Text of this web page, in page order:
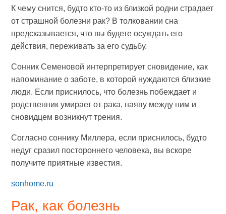
К чему снится, будто кто-то из близкой родни страдает
от страшной болезни рак? В толковании сна
предсказывается, что вы будете осуждать его
действия, переживать за его судьбу.
Сонник Семеновой интерпретирует сновидение, как
напоминание о заботе, в которой нуждаются близкие
люди. Если приснилось, что болезнь побеждает и
родственник умирает от рака, наяву между ним и
сновидцем возникнут трения.
Согласно соннику Миллера, если приснилось, будто
недуг сразил постороннего человека, вы вскоре
получите приятные известия.
sonhome.ru
Рак, как болезнь